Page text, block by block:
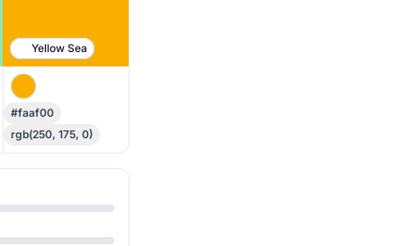
Yellow Sea
#faaf00
rgb(250, 175, 0)